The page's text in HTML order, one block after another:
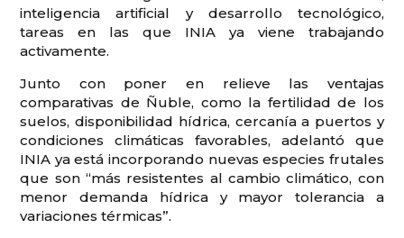
inteligencia artificial y desarrollo tecnológico,
tareas en las que INIA ya viene trabajando
activamente.
Junto con poner en relieve las ventajas
comparativas de Ñuble, como la fertilidad de los
suelos, disponibilidad hídrica, cercanía a puertos y
condiciones climáticas favorables, adelantó que
INIA ya está incorporando nuevas especies frutales
que son “más resistentes al cambio climático, con
menor demanda hídrica y mayor tolerancia a
variaciones térmicas”.